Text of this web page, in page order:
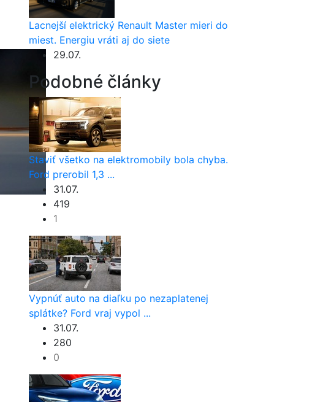
Lacnejší elektrický Renault Master mieri do
miest. Energiu vráti aj do siete
29.07.
Podobné články
Staviť všetko na elektromobily bola chyba.
Ford prerobil 1,3 ...
31.07.
419
1
Vypnúť auto na diaľku po nezaplatenej
splátke? Ford vraj vypol ...
31.07.
280
0